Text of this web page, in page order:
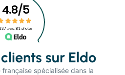
sur Eldo
spécialisée dans la